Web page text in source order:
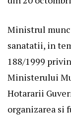
Ministrul
sanatatii, in
188/1999
Ministerului
Hotararii
organizarea si